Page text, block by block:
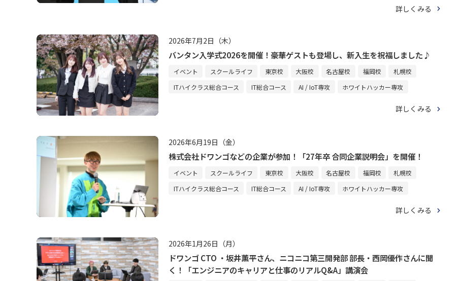
詳しくみる
2026年7月2日（木）
バンタン入学式2026を開催！豪華ゲストも登場し、新入生を祝福しました♪
イベント スクールライフ 東京校 大阪校 名古屋校 福岡校
札幌校
ITハイクラス総合コース
IT総合コース AI / IoT専攻 ホワイトハッカー専攻
詳しくみる
2026年6月19日（金）
株式会社ドワンゴなどの企業が参加！「27年卒 合同企業説明会」を開催！
イベント スクールライフ 東京校 大阪校 名古屋校 福岡校
札幌校
ITハイクラス総合コース
IT総合コース AI / IoT専攻 ホワイトハッカー専攻
詳しくみる
2026年1月26日（月）
ドワンゴ CTO ・坂井薫平さん、ニコニコ第三開発部 部長・西岡優作さんに聞
く！「エンジニアのキャリアと仕事のリアルQ&A」講演会